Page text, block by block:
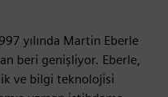
yılında Martin Eberle
beri genişliyor. Eberle,
ve bilgi teknolojisi